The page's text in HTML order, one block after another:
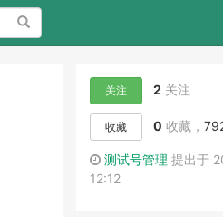
搜索
关注 2 关注
收藏 0 收藏，
测试号管理 提出于
12:12